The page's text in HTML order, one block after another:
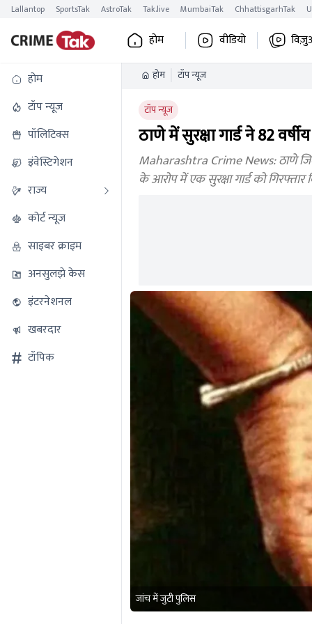
Lallantop SportsTak AstroTak Tak.live MumbaiTak ChhattisgarhTak
होम वीडियो
होम
टॉप न्यूज
पॉलिटिक्स
इंवेस्टिगेशन
राज्य
कोर्ट न्यूज
साइबर क्राइम
अनसुलझे केस
इंटरनेशनल
खबरदार
टॉपिक
होम टॉप न्यूज
टॉप न्यूज
ठाणे में सुरक्षा गार्ड ने 82
Maharashtra Crime News: ठाणे
के आरोप में एक सुरक्षा गार्ड को गिरफ्तार
जांच में जुटी पुलिस